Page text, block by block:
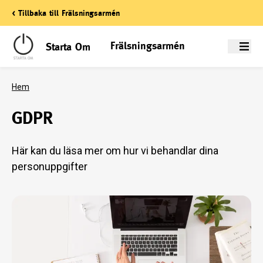
< Tillbaka till Frälsningsarmén
Starta Om Frälsningsarmén Meny
Hem
GDPR
Här kan du läsa mer om hur vi behandlar dina
personuppgifter